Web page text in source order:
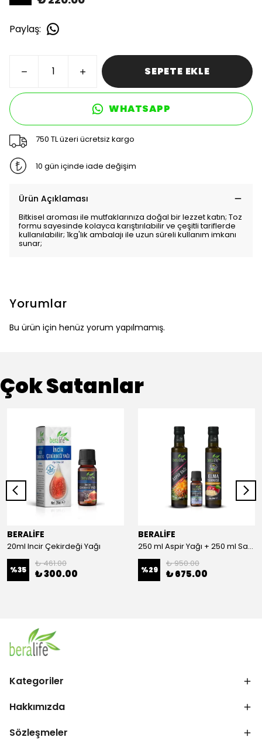
Paylaş:
SEPETE EKLE
WHATSAPP
750 TL üzeri ücretsiz kargo
10 gün içinde iade değişim
Ürün Açıklaması
Bitkisel aroması ile mutfaklarınıza doğal bir lezzet katın; Toz
formu sayesinde kolayca karıştırılabilir ve çeşitli tariflerde
kullanılabilir; 1kg'lık ambalajı ile uzun süreli kullanım imkanı
sunar;
Yorumlar
Bu ürün için henüz yorum yapılmamış.
Çok Satanlar
BERALİFE
20ml Incir Çekirdeği Yağı
%35
₺ 461.00
₺ 300.00
BERALİFE
250 ml Aspir Yağı + 250 ml Sandaloz Sakızlı Elma Sirkesi + 20 ml Çörek Otu Yağı
%29
₺ 950.00
₺ 675.00
Kategoriler
Hakkımızda
Sözleşmeler